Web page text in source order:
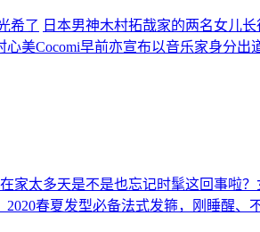
希了 日本男神木村拓哉家的两名女儿
美Cocomi早前亦宣布以音乐家身分出
家太多天是不是也忘记时髦这回事啦
春夏发型必备法式发箍，刚睡醒、